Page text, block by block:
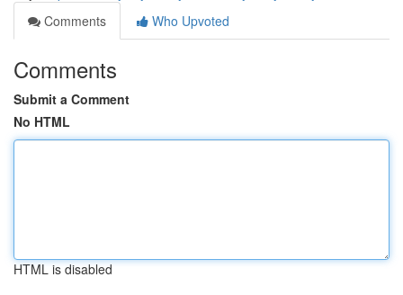
Comments
Who Upvoted
Comments
Submit a Comment
No HTML
HTML is disabled